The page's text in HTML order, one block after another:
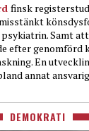
finsk
Samt
efter genomförd
En
annat
DEMOKRATI